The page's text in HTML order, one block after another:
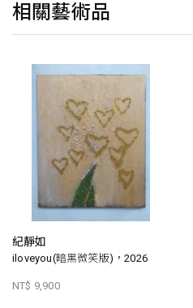
相關藝術品
紀靜如
iloveyou(暗黑微笑版)，2026
NT$ 9,900